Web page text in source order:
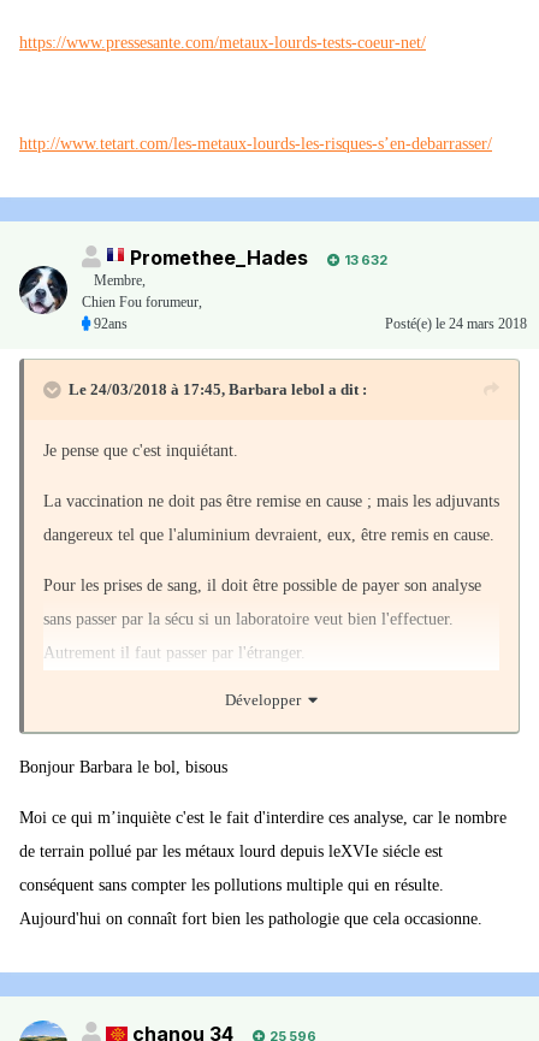
https://www.pressesante.com/metaux-lourds-tests-coeur-net/
http://www.tetart.com/les-metaux-lourds-les-risques-s’en-debarrasser/
Promethee_Hades
13 632
Membre,
Chien Fou forumeur,
92ans
Posté(e) le 24 mars 2018
Le 24/03/2018 à 17:45, Barbara lebol a dit :
Je pense que c'est inquiétant.
La vaccination ne doit pas être remise en cause ; mais les adjuvants
dangereux tel que l'aluminium devraient, eux, être remis en cause.
Pour les prises de sang, il doit être possible de payer son analyse
sans passer par la sécu si un laboratoire veut bien l'effectuer.
Autrement il faut passer par l'étranger.
dire, vous pouvez contacter le laboratoire Leunis en Belgique qui
pratique toutes ces analyses."
Tél : +32 (0)10 849 849
Développer
Bonjour Barbara le bol, bisous
Moi ce qui m’inquiète c'est le fait d'interdire ces analyse, car le nombre
de terrain pollué par les métaux lourd depuis leXVIe siécle est
conséquent sans compter les pollutions multiple qui en résulte.
Aujourd'hui on connaît fort bien les pathologie que cela occasionne.
chanou 34 25 596